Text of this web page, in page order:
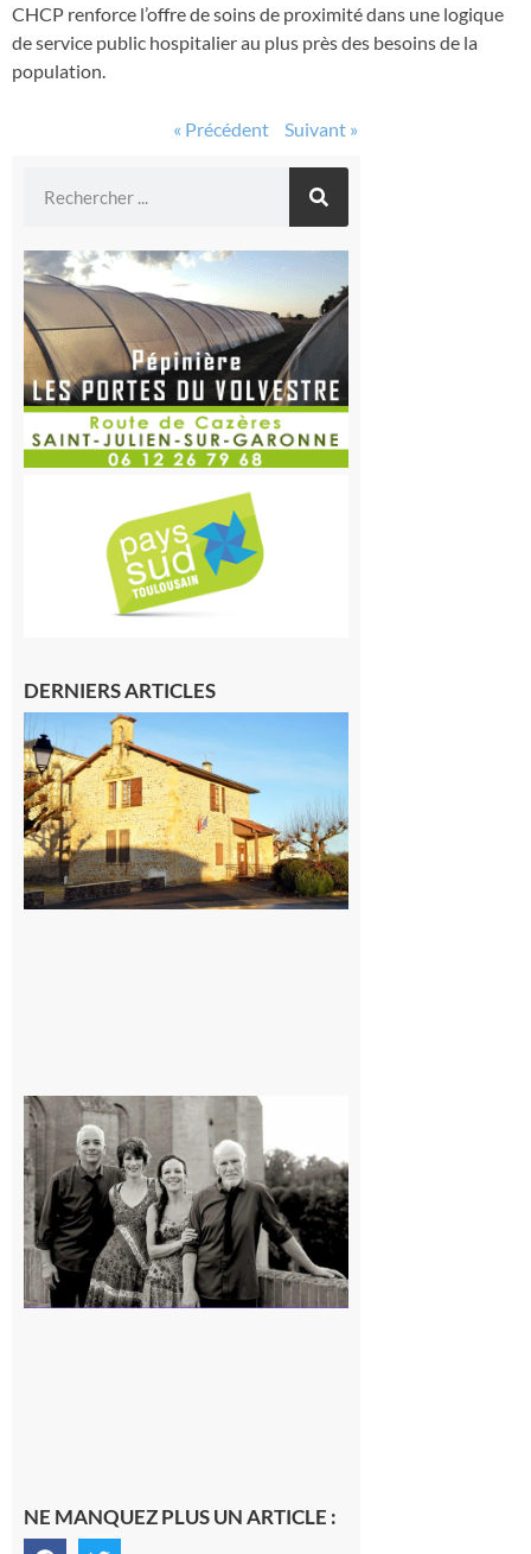
CHCP renforce l’offre de soins de proximité dans une logique
de service public hospitalier au plus près des besoins de la
population.
« Précédent Suivant »
DERNIERS ARTICLES
NE MANQUEZ PLUS UN ARTICLE :